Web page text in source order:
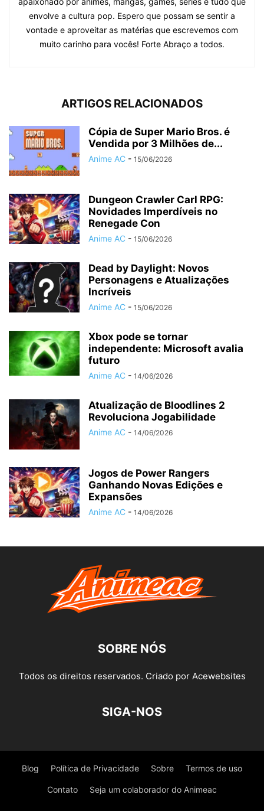
envolve a cultura pop. Espero que possam se sentir a
vontade e aproveitar as matérias que escrevemos com
muito carinho para vocês! Forte Abraço a todos.
ARTIGOS RELACIONADOS
Cópia de Super Mario Bros. é
Vendida por 3 Milhões de...
Anime AC - 15/06/2026
Dungeon Crawler Carl RPG:
Novidades Imperdíveis no
Renegade Con
Anime AC - 15/06/2026
Dead by Daylight: Novos
Personagens e Atualizações
Incríveis
Anime AC - 15/06/2026
Xbox pode se tornar
independente: Microsoft avalia
futuro
Anime AC - 14/06/2026
Atualização de Bloodlines 2
Revoluciona Jogabilidade
Anime AC - 14/06/2026
Jogos de Power Rangers
Ganhando Novas Edições e
Expansões
Anime AC - 14/06/2026
SOBRE NÓS
Todos os direitos reservados. Criado por Acewebsites
SIGA-NOS
Blog Política de Privacidade Sobre Termos de uso
Contato Seja um colaborador do Animeac